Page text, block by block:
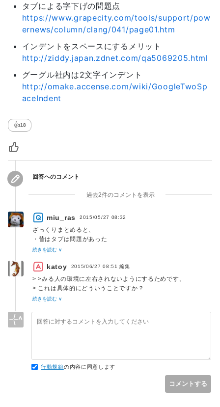
タブによる字下げの問題点
https://www.grapecity.com/tools/support/pow
ernews/column/clang/041/page01.htm
インデントをスペースにするメリット
http://ziddy.japan.zdnet.com/qa5069205.html
グーグル社内は2文字インデント
http://omake.accense.com/wiki/GoogleTwoSp
aceIndent
👍18
回答へのコメント
過去2件のコメントを表示
miu_ras 2015/05/27 08:32
ざっくりまとめると、
・昔はタブは問題があった
・今でもYAMLやPythonでは、タブは問題がおきることがある
ということですかね。
ありがとうございました。
>みる人の環境に左右されないようにするためです。
これは具体的にどういうことですか？よく言われる「80桁な
続きを読む ∨
katoy 2015/06/27 08:51 編集
> >みる人の環境に左右されないようにするためです。
> これは具体的にどういうことですか？
続きを読む ∨
行動規範の内容に同意します
コメントする